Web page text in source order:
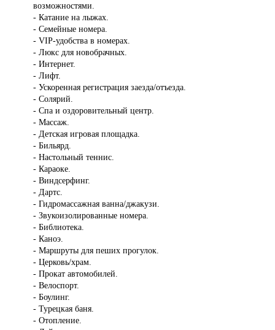
возможностями.
- Катание на лыжах.
- Семейные номера.
- VIP-удобства в номерах.
- Люкс для новобрачных.
- Интернет.
- Лифт.
- Ускоренная регистрация заезда/отъезда.
- Солярий.
- Спа и оздоровительный центр.
- Массаж.
- Детская игровая площадка.
- Бильярд.
- Настольный теннис.
- Караоке.
- Виндсерфинг.
- Дартс.
- Гидромассажная ванна/джакузи.
- Звукоизолированные номера.
- Библиотека.
- Каноэ.
- Маршруты для пеших прогулок.
- Церковь/храм.
- Прокат автомобилей.
- Велоспорт.
- Боулинг.
- Турецкая баня.
- Отопление.